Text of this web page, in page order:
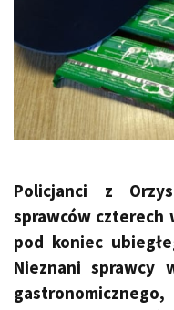
Policjanci z
sprawców czterech
pod koniec
Nieznani sprawcy